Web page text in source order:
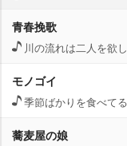
青春挽歌
川の流れは二人を欲
モノゴイ
季節ばかりを食べて
蕎麦屋の娘